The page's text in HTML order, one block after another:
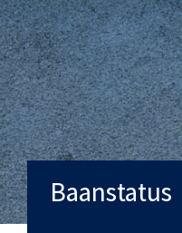
Baanstatus